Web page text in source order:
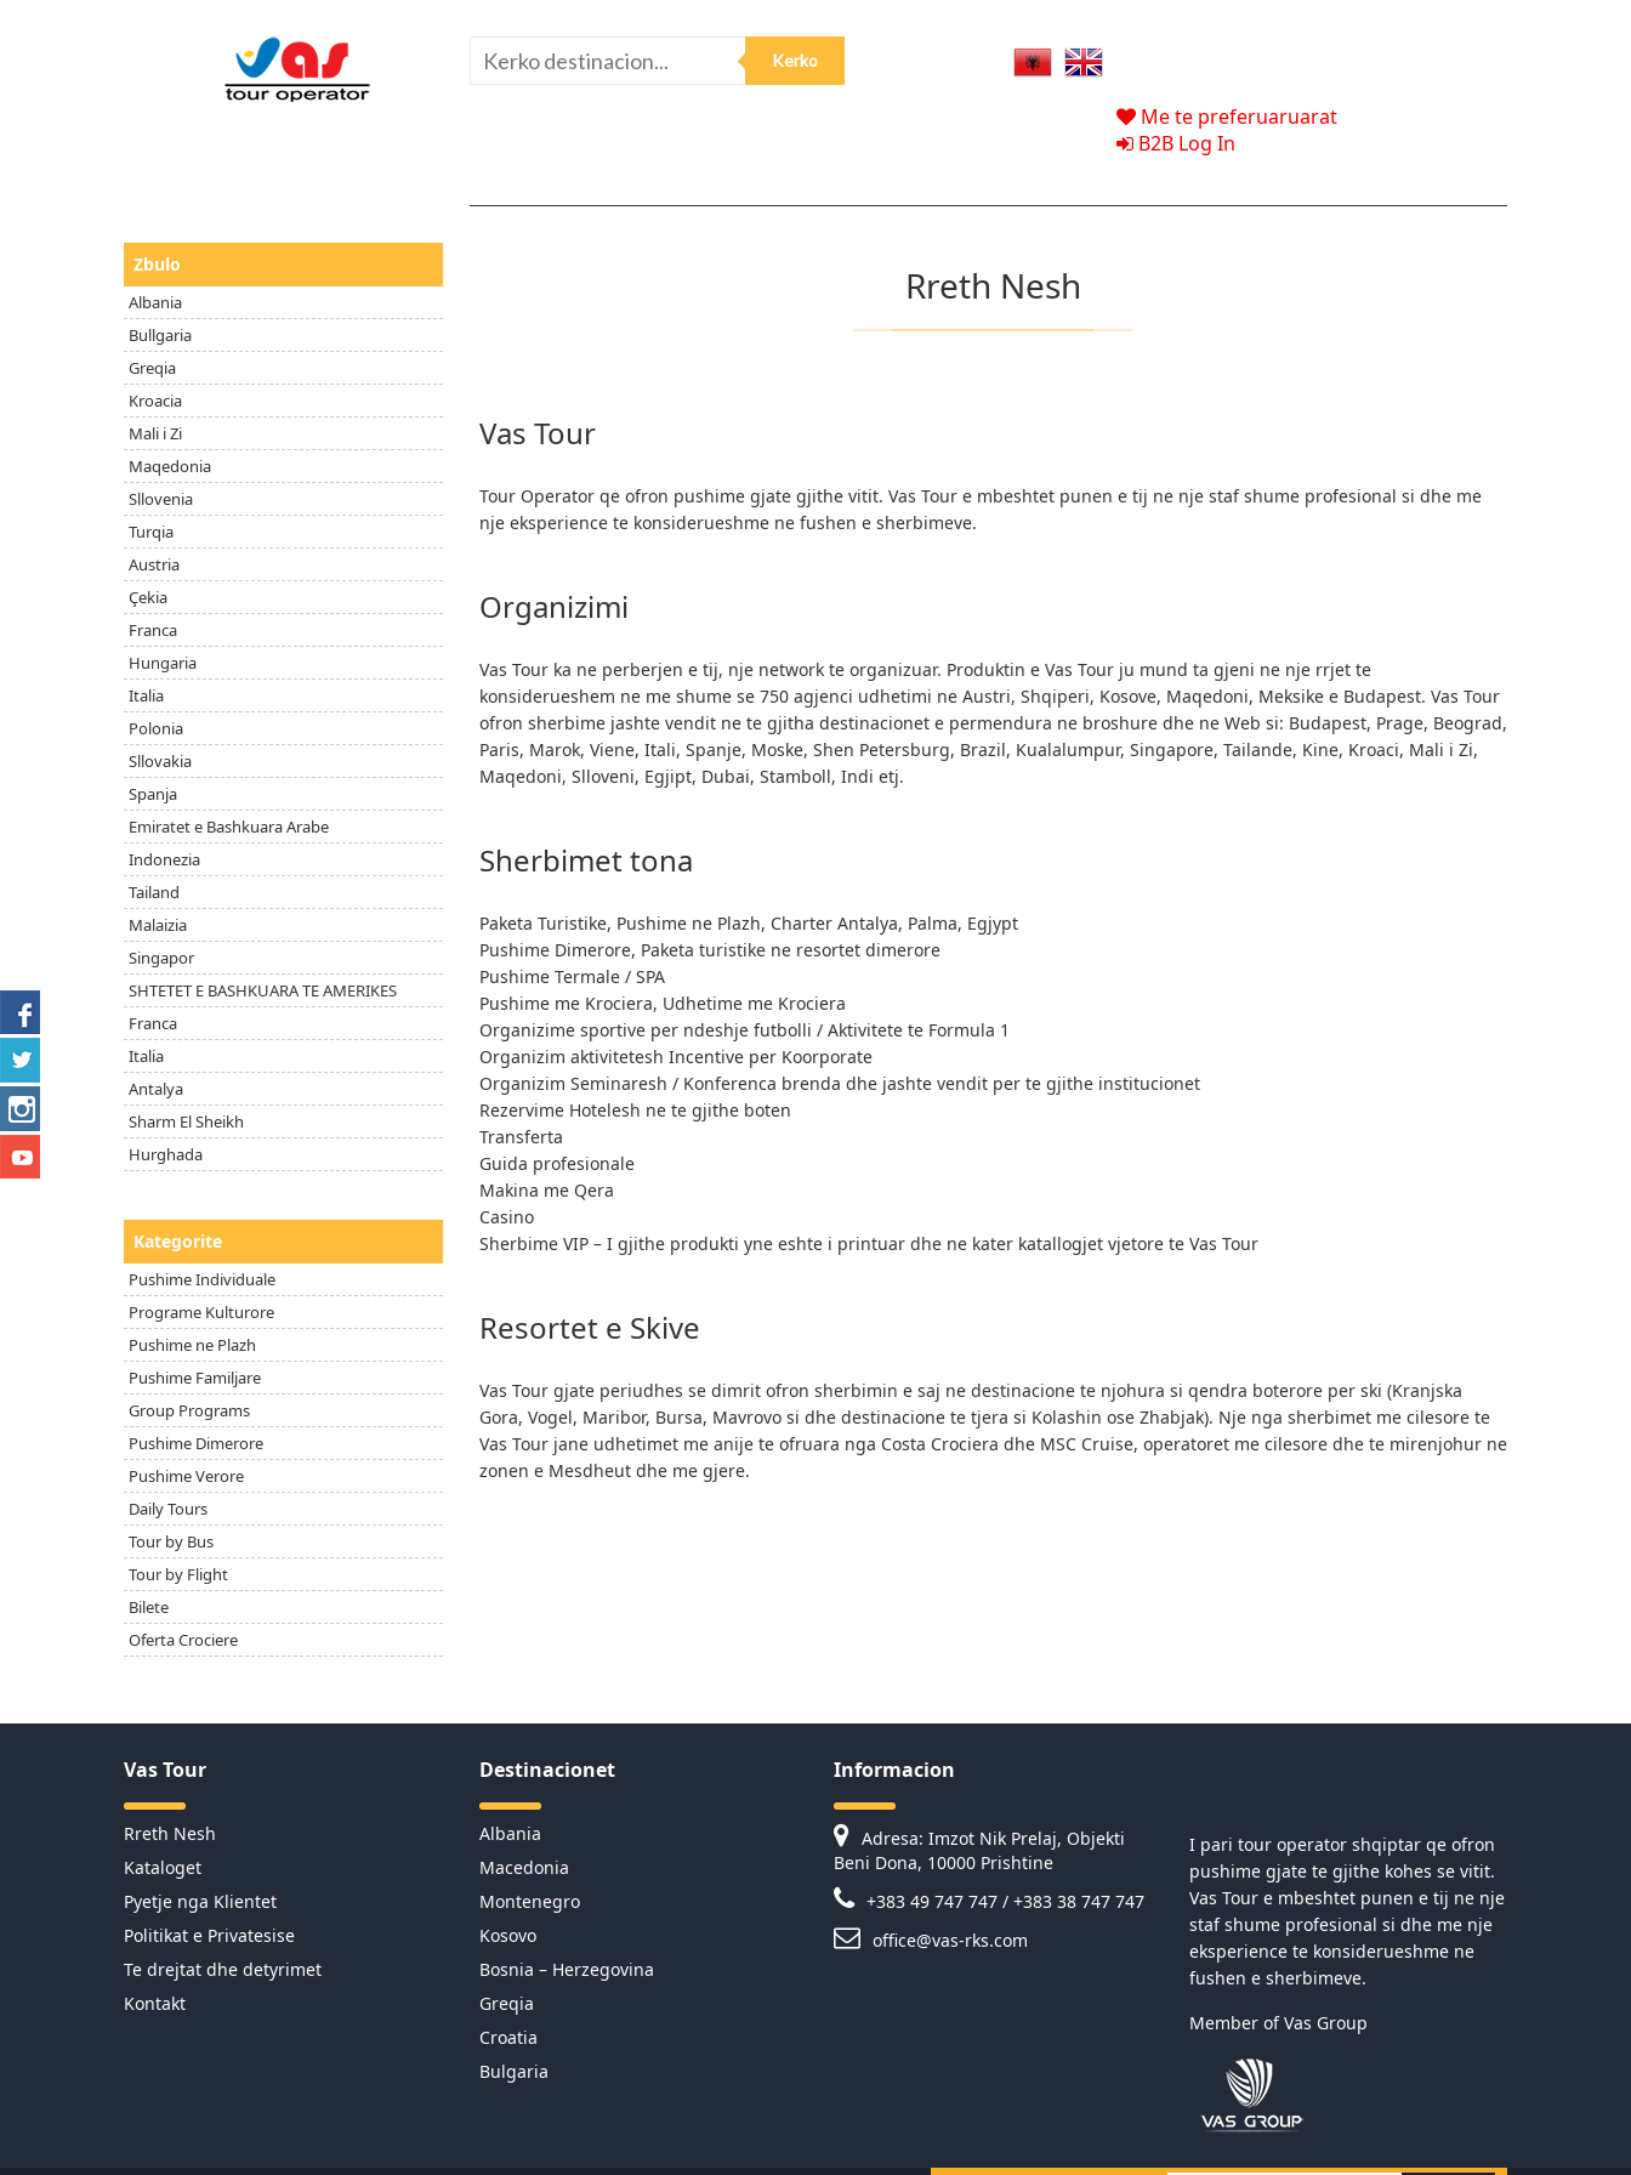
Me te preferuaruarat
B2B Log In
Zbulo
Albania
Bullgaria
Greqia
Kroacia
Mali i Zi
Maqedonia
Sllovenia
Turqia
Austria
Çekia
Franca
Hungaria
Italia
Polonia
Sllovakia
Spanja
Emiratet e Bashkuara Arabe
Indonezia
Tailand
Malaizia
Singapor
SHTETET E BASHKUARA TE AMERIKES
Franca
Italia
Antalya
Sharm El Sheikh
Hurghada
Kategorite
Pushime Individuale
Programe Kulturore
Pushime ne Plazh
Pushime Familjare
Group Programs
Pushime Dimerore
Pushime Verore
Daily Tours
Tour by Bus
Tour by Flight
Bilete
Oferta Crociere
Rreth Nesh
Vas Tour
Tour Operator qe ofron pushime gjate gjithe vitit. Vas Tour e mbeshtet punen e tij ne nje staf shume profesional si dhe me
nje eksperience te konsiderueshme ne fushen e sherbimeve.
Organizimi
Vas Tour ka ne perberjen e tij, nje network te organizuar. Produktin e Vas Tour ju mund ta gjeni ne nje rrjet te
konsiderueshem ne me shume se 750 agjenci udhetimi ne Austri, Shqiperi, Kosove, Maqedoni, Meksike e Budapest. Vas Tour
ofron sherbime jashte vendit ne te gjitha destinacionet e permendura ne broshure dhe ne Web si: Budapest, Prage, Beograd,
Paris, Marok, Viene, Itali, Spanje, Moske, Shen Petersburg, Brazil, Kualalumpur, Singapore, Tailande, Kine, Kroaci, Mali i Zi,
Maqedoni, Slloveni, Egjipt, Dubai, Stamboll, Indi etj.
Sherbimet tona
Paketa Turistike, Pushime ne Plazh, Charter Antalya, Palma, Egjypt
Pushime Dimerore, Paketa turistike ne resortet dimerore
Pushime Termale / SPA
Pushime me Krociera, Udhetime me Krociera
Organizime sportive per ndeshje futbolli / Aktivitete te Formula 1
Organizim aktivitetesh Incentive per Koorporate
Organizim Seminaresh / Konferenca brenda dhe jashte vendit per te gjithe institucionet
Rezervime Hotelesh ne te gjithe boten
Transferta
Guida profesionale
Makina me Qera
Casino
Sherbime VIP – I gjithe produkti yne eshte i printuar dhe ne kater katallogjet vjetore te Vas Tour
Resortet e Skive
Vas Tour gjate periudhes se dimrit ofron sherbimin e saj ne destinacione te njohura si qendra boterore per ski (Kranjska
Gora, Vogel, Maribor, Bursa, Mavrovo si dhe destinacione te tjera si Kolashin ose Zhabjak). Nje nga sherbimet me cilesore te
Vas Tour jane udhetimet me anije te ofruara nga Costa Crociera dhe MSC Cruise, operatoret me cilesore dhe te mirenjohur ne
zonen e Mesdheut dhe me gjere.
Vas Tour
Rreth Nesh
Kataloget
Pyetje nga Klientet
Politikat e Privatesise
Te drejtat dhe detyrimet
Kontakt
Destinacionet
Albania
Macedonia
Montenegro
Kosovo
Bosnia – Herzegovina
Greqia
Croatia
Bulgaria
Informacion
Adresa: Imzot Nik Prelaj, Objekti
Beni Dona, 10000 Prishtine
+383 49 747 747 / +383 38 747 747
office@vas-rks.com
I pari tour operator shqiptar qe ofron
pushime gjate te gjithe kohes se vitit.
Vas Tour e mbeshtet punen e tij ne nje
staf shume profesional si dhe me nje
eksperience te konsiderueshme ne
fushen e sherbimeve.
Member of Vas Group